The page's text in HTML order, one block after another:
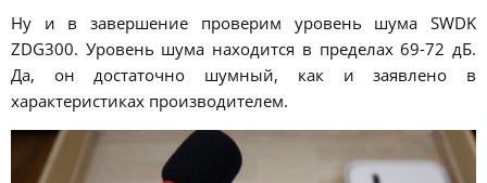
Ну и в завершение проверим уровень шума SWDK
ZDG300. Уровень шума находится в пределах 69-72 дБ.
Да, он достаточно шумный, как и заявлено в
характеристиках производителем.